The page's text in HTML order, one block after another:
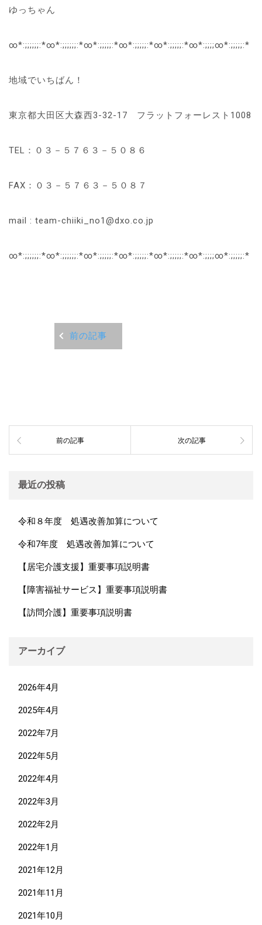
ゆっちゃん
∞*:;;;;;;:*∞*:;;;;;;:*∞*:;;;;;:*∞*:;;;;;:*∞*:;;;;;:*∞*:;;;;∞*:;;;;;:*
地域でいちばん！
東京都大田区大森西3-32-17 フラットフォーレスト1008
TEL：０３－５７６３－５０８６
FAX：０３－５７６３－５０８７
mail : team-chiiki_no1@dxo.co.jp
∞*:;;;;;;:*∞*:;;;;;;:*∞*:;;;;;:*∞*:;;;;;:*∞*:;;;;;:*∞*:;;;;∞*:;;;;;:*
前の記事
前の記事 次の記事
最近の投稿
令和８年度 処遇改善加算について
令和7年度 処遇改善加算について
【居宅介護支援】重要事項説明書
【障害福祉サービス】重要事項説明書
【訪問介護】重要事項説明書
アーカイブ
2026年4月
2025年4月
2022年7月
2022年5月
2022年4月
2022年3月
2022年2月
2022年1月
2021年12月
2021年11月
2021年10月